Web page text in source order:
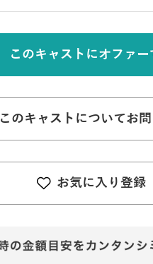
このキャストにオファー
このキャストについてお
お気に入り登録